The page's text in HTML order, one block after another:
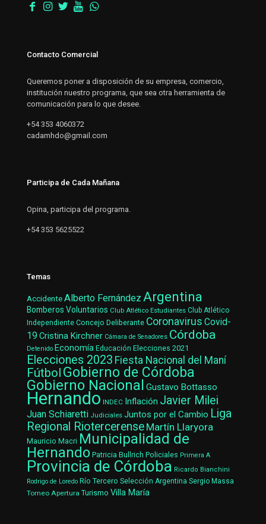
Contacto Comercial
Queremos poner a disposición de su empresa, comercio,
institución nuestro programa, que sea otra herramienta de
comunicación para lo que desee.
+54 353 4060372
cadamhdo@gmail.com
Participa de Cada Mañana
Opina, participa del programa.
+54 353 5625522
Temas
AccidenteAlberto Fernández Argentina
Bomberos Voluntarios Club Atlético Estudiantes Club Atlético
Independiente Concejo Deliberante Coronavirus Covid-
19 Cristina Kirchner Cámara de Senadores Córdoba
Detenido Economía Educación Elecciones 2021
Elecciones 2023 Fiesta Nacional del Maní
Fútbol Gobierno de Córdoba
Gobierno Nacional Gustavo Bottasso
Hernando INDEC Inflación Javier Milei
Juan Schiaretti Judiciales Juntos por el Cambio Liga
Regional Riotercerense Martín Llaryora
Mauricio Macri Municipalidad de
Hernando Patricia Bullrich Policiales Primera A
Provincia de Córdoba Ricardo Bianchini
Rodrigo de Loredo Río Tercero Selección Argentina Sergio Massa
Torneo Apertura Turismo Villa María